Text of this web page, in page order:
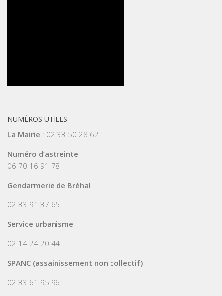
NUMÉROS UTILES
La Mairie : 02 33 50 28 62
Numéro d’astreinte
06 70 16 91 78
Gendarmerie de Bréhal
02 33 91 37 65
Service urbanisme
02.14.24.20.44
SPANC (assainissement non collectif)
02.33.61.95.96